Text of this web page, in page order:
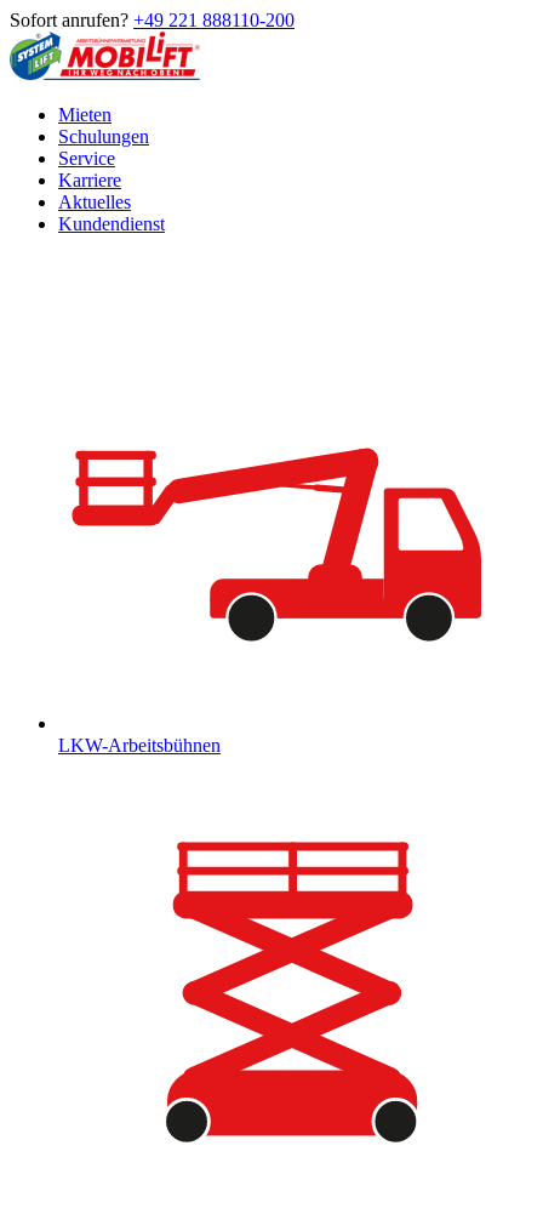
Sofort anrufen? +49 221 888110-200
Mieten
Schulungen
Service
Karriere
Aktuelles
Kundendienst
LKW-Arbeitsbühnen